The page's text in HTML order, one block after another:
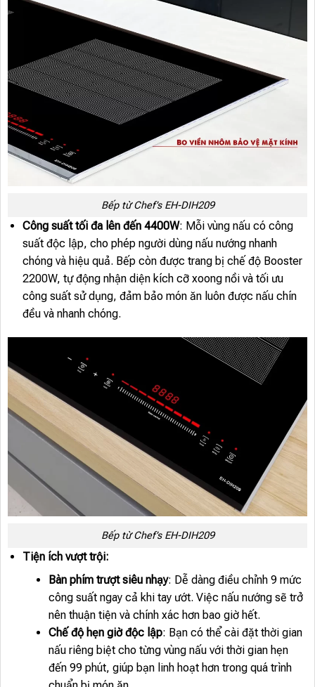
Bếp từ Chef’s EH-DIH209
Công suất tối đa lên đến 4400W: Mỗi vùng nấu có công
suất độc lập, cho phép người dùng nấu nướng nhanh
chóng và hiệu quả. Bếp còn được trang bị chế độ Booster
2200W, tự động nhận diện kích cỡ xoong nồi và tối ưu
công suất sử dụng, đảm bảo món ăn luôn được nấu chín
đều và nhanh chóng.
Bếp từ Chef’s EH-DIH209
Tiện ích vượt trội:
Bàn phím trượt siêu nhạy: Dễ dàng điều chỉnh 9 mức
công suất ngay cả khi tay ướt. Việc nấu nướng sẽ trở
nên thuận tiện và chính xác hơn bao giờ hết.
Chế độ hẹn giờ độc lập: Bạn có thể cài đặt thời gian
nấu riêng biệt cho từng vùng nấu với thời gian hẹn
đến 99 phút, giúp bạn linh hoạt hơn trong quá trình